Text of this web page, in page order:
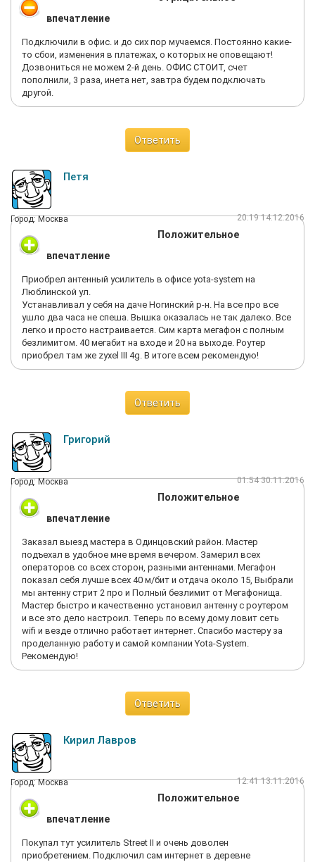
впечатление
Подключили в офис. и до сих пор мучаемся. Постоянно какие-
то сбои, изменения в платежах, о которых не оповещают!
Дозвониться не можем 2-й день. ОФИС СТОИТ, счет
пополнили, 3 раза, инета нет, завтра будем подключать
другой.
Ответить
Петя
Город: Москва 20:19 14.12.2016
Положительное
впечатление
Приобрел антенный усилитель в офисе yota-system на
Люблинской ул.
Устанавливал у себя на даче Ногинский р-н. На все про все
ушло два часа не спеша. Вышка оказалась не так далеко. Все
легко и просто настраивается. Сим карта мегафон с полным
безлимитом. 40 мегабит на входе и 20 на выходе. Роутер
приобрел там же zyxel III 4g. В итоге всем рекомендую!
Ответить
Григорий
Город: Москва 01:54 30.11.2016
Положительное
впечатление
Заказал выезд мастера в Одинцовский район. Мастер
подъехал в удобное мне время вечером. Замерил всех
операторов со всех сторон, разными антеннами. Мегафон
показал себя лучше всех 40 м/бит и отдача около 15, Выбрали
мы антенну стрит 2 про и Полный безлимит от Мегафонища.
Мастер быстро и качественно установил антенну с роутером
и все это дело настроил. Теперь по всему дому ловит сеть
wifi и везде отлично работает интернет. Спасибо мастеру за
проделанную работу и самой компании Yota-System.
Рекомендую!
Ответить
Кирил Лавров
Город: Москва 12:41 13.11.2016
Положительное
впечатление
Покупал тут усилитель Street II и очень доволен
приобретением. Подключил сам интернет в деревне